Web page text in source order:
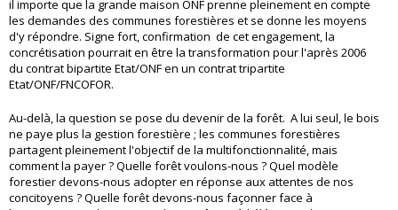
il importe que la grande maison ONF prenne pleinement en compte
les demandes des communes forestières et se donne les moyens
d'y répondre. Signe fort, confirmation de cet engagement, la
concrétisation pourrait en être la transformation pour l'après 2006
du contrat bipartite Etat/ONF en un contrat tripartite
Etat/ONF/FNCOFOR.
Au-delà, la question se pose du devenir de la forêt. A lui seul, le bois
ne paye plus la gestion forestière ; les communes forestières
partagent pleinement l'objectif de la multifonctionnalité, mais
comment la payer ? Quelle forêt voulons-nous ? Quel modèle
forestier devons-nous adopter en réponse aux attentes de nos
concitoyens ? Quelle forêt devons-nous façonner face à